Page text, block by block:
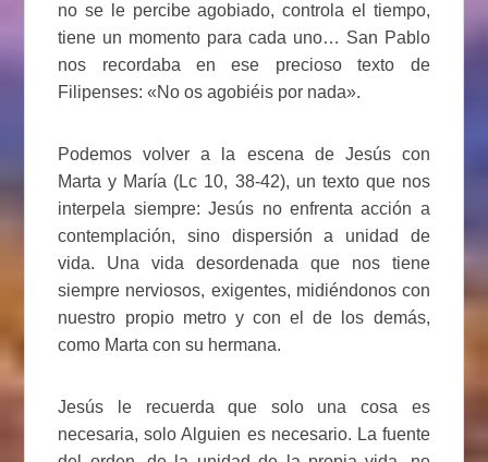
no se le percibe agobiado, controla el tiempo,
tiene un momento para cada uno… San Pablo
nos recordaba en ese precioso texto de
Filipenses: «No os agobiéis por nada».
Podemos volver a la escena de Jesús con
Marta y María (Lc 10, 38-42), un texto que nos
interpela siempre: Jesús no enfrenta acción a
contemplación, sino dispersión a unidad de
vida. Una vida desordenada que nos tiene
siempre nerviosos, exigentes, midiéndonos con
nuestro propio metro y con el de los demás,
como Marta con su hermana.
Jesús le recuerda que solo una cosa es
necesaria, solo Alguien es necesario. La fuente